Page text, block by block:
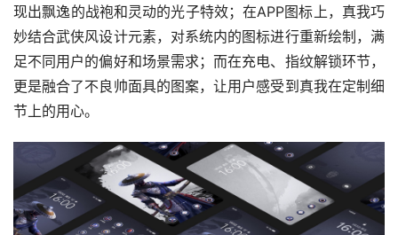
现出飘逸的战袍和灵动的光子特效；在APP图标上，真我巧
妙结合武侠风设计元素，对系统内的图标进行重新绘制，满
足不同用户的偏好和场景需求；而在充电、指纹解锁环节，
更是融合了不良帅面具的图案，让用户感受到真我在定制细
节上的用心。